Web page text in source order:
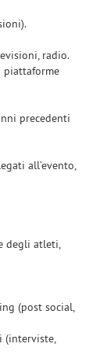
radio.
piattaforme
precedenti
all’evento,
degli atleti,
(post social,
(interviste,